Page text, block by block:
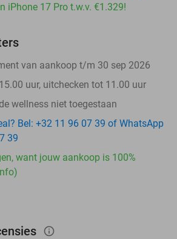
iPhone 17 Pro t.w.v. €1.329!
van aankoop t/m 30 sep 2026
uur, uitchecken tot 11.00 uur
wellness niet toegestaan
Bel: +32 11 96 07 39 of WhatsApp
39
want jouw aankoop is 100%
info_outlined